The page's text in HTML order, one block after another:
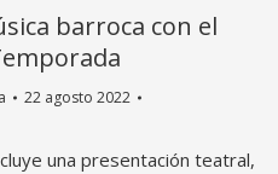
barroca con el
22 agosto 2022
una presentación teatral,